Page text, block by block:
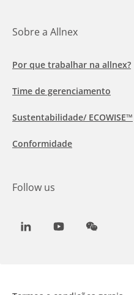
Sobre a Allnex
Por que trabalhar na allnex?
Time de gerenciamento
Sustentabilidade/ ECOWISE™
Conformidade
Follow us
LinkedInYoutubeWeChat